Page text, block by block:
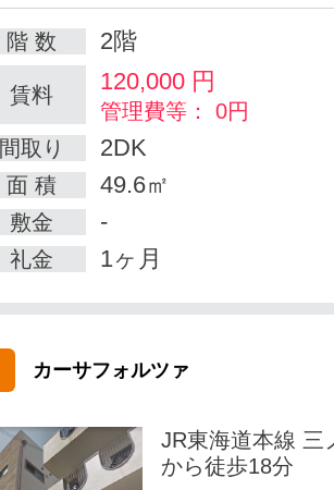
階 数 2階
賃料 120,000 円
管理費等： 0円
間取り
2DK
面 積 49.6㎡
敷金 -
礼金 1ヶ月
カーサフォルツァ
JR東海道本線 三
から徒歩18分